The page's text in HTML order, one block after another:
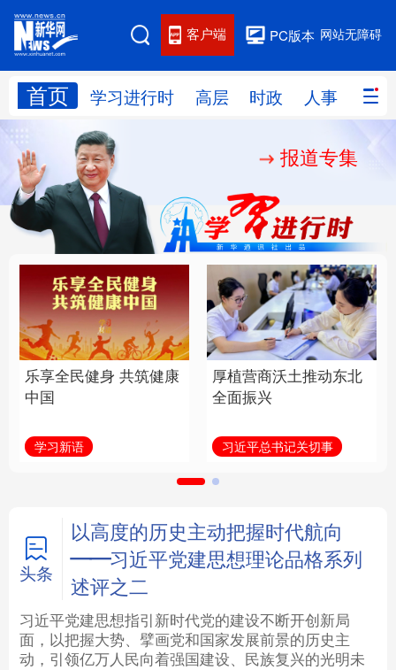
网站无障碍
PC版本
客户端
首页 学习进行时 高层 时政 人事 国际
网站地图
学习进行时 人事
国际 财经 网评
思客智库 全球连线 教育
科技 科创 量子 体育
文化 书画 健康 军事
访谈 视频 图片 政务
学术中国 乡村振兴 银龄 溯源中国
城市 旅游 能源 会展
彩票 娱乐 时尚 悦读
公益 一带一路 亚太网 上市公司
报道专集
乐享全民健身 共筑健康
中国
学习新语
厚植营商沃土推动东北
全面振兴
习近平总书记关切事
头条
以高度的历史主动把握时代航向
——习近平党建思想理论品格系列
述评之二
习近平党建思想指引新时代党的建设不断开创新局
面，以把握大势、擘画党和国家发展前景的历史主
动，引领亿万人民向着强国建设、民族复兴的光明未